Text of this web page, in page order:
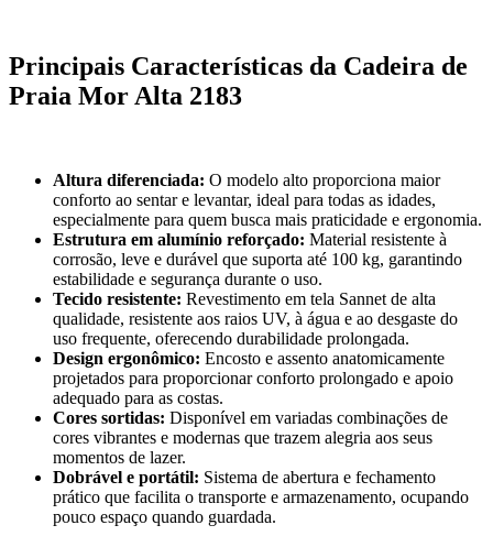
Principais Características da Cadeira de
Praia Mor Alta 2183
Altura diferenciada: O modelo alto proporciona maior
conforto ao sentar e levantar, ideal para todas as idades,
especialmente para quem busca mais praticidade e ergonomia.
Estrutura em alumínio reforçado: Material resistente à
corrosão, leve e durável que suporta até 100 kg, garantindo
estabilidade e segurança durante o uso.
Tecido resistente: Revestimento em tela Sannet de alta
qualidade, resistente aos raios UV, à água e ao desgaste do
uso frequente, oferecendo durabilidade prolongada.
Design ergonômico: Encosto e assento anatomicamente
projetados para proporcionar conforto prolongado e apoio
adequado para as costas.
Cores sortidas: Disponível em variadas combinações de
cores vibrantes e modernas que trazem alegria aos seus
momentos de lazer.
Dobrável e portátil: Sistema de abertura e fechamento
prático que facilita o transporte e armazenamento, ocupando
pouco espaço quando guardada.